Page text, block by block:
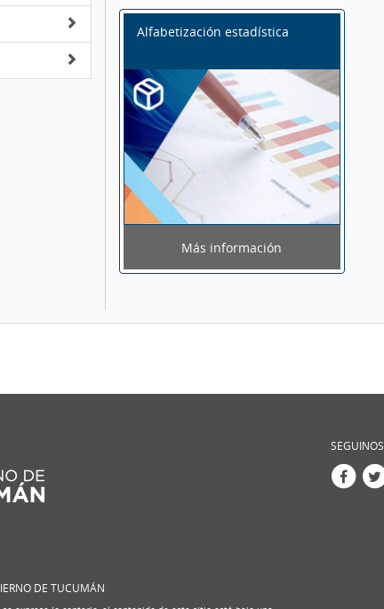
Alfabetización estadística
Más información
SEGUINOS
DE TUCUMÁN